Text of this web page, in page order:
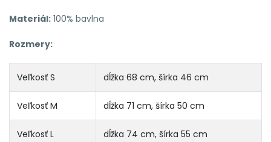
Materiál: 100% bavlna
Rozmery:
Veľkosť S dĺžka 68 cm, šírka 46 cm
Veľkosť M dĺžka 71 cm, šírka 50 cm
Veľkosť L dĺžka 74 cm, šírka 55 cm